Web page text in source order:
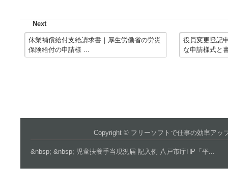
Next
休業補償給付支給請求書｜厚生労働省の労災
保険給付の申請様 ...
役員変更登記
な申請様式と
Copyright © フリーソフトで仕事の効率アッ
&nbsp; &nbsp; 児童扶養手当現況届 記入例 八戸市庁HP「平...